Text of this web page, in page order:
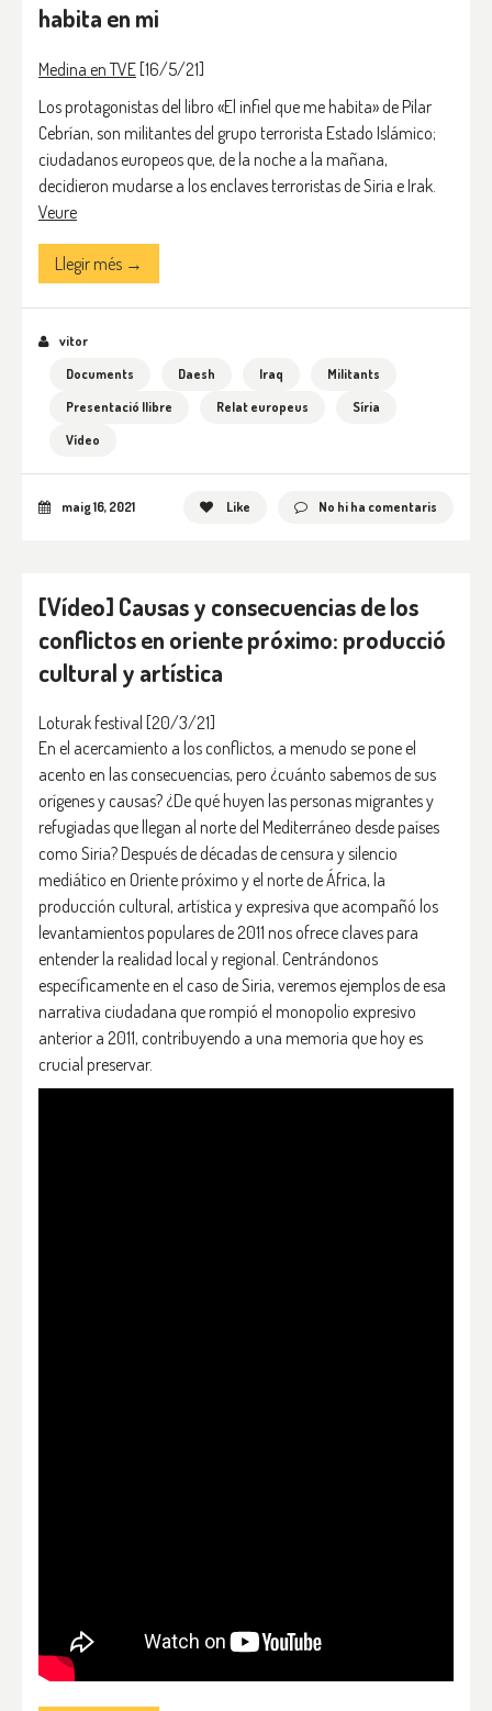
habita en mi
Medina en TVE [16/5/21]
Los protagonistas del libro «El infiel que me habita» de Pilar
Cebrían, son militantes del grupo terrorista Estado Islámico;
ciudadanos europeos que, de la noche a la mañana,
decidieron mudarse a los enclaves terroristas de Siria e Irak.
Veure
Llegir més →
vitor
Documents
Daesh Iraq
Militants
Presentació llibre
Relat europeus
Síria
Vídeo
maig 16, 2021 Like No hi ha comentaris
[Vídeo] Causas y consecuencias de los
conflictos en oriente próximo: producció
cultural y artística
Loturak festival [20/3/21]
En el acercamiento a los conflictos, a menudo se pone el
acento en las consecuencias, pero ¿cuánto sabemos de sus
orígenes y causas? ¿De qué huyen las personas migrantes y
refugiadas que llegan al norte del Mediterráneo desde países
como Siria? Después de décadas de censura y silencio
mediático en Oriente próximo y el norte de África, la
producción cultural, artística y expresiva que acompañó los
levantamientos populares de 2011 nos ofrece claves para
entender la realidad local y regional. Centrándonos
específicamente en el caso de Siria, veremos ejemplos de esa
narrativa ciudadana que rompió el monopolio expresivo
anterior a 2011, contribuyendo a una memoria que hoy es
crucial preservar.